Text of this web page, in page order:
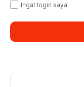
Ingat login saya